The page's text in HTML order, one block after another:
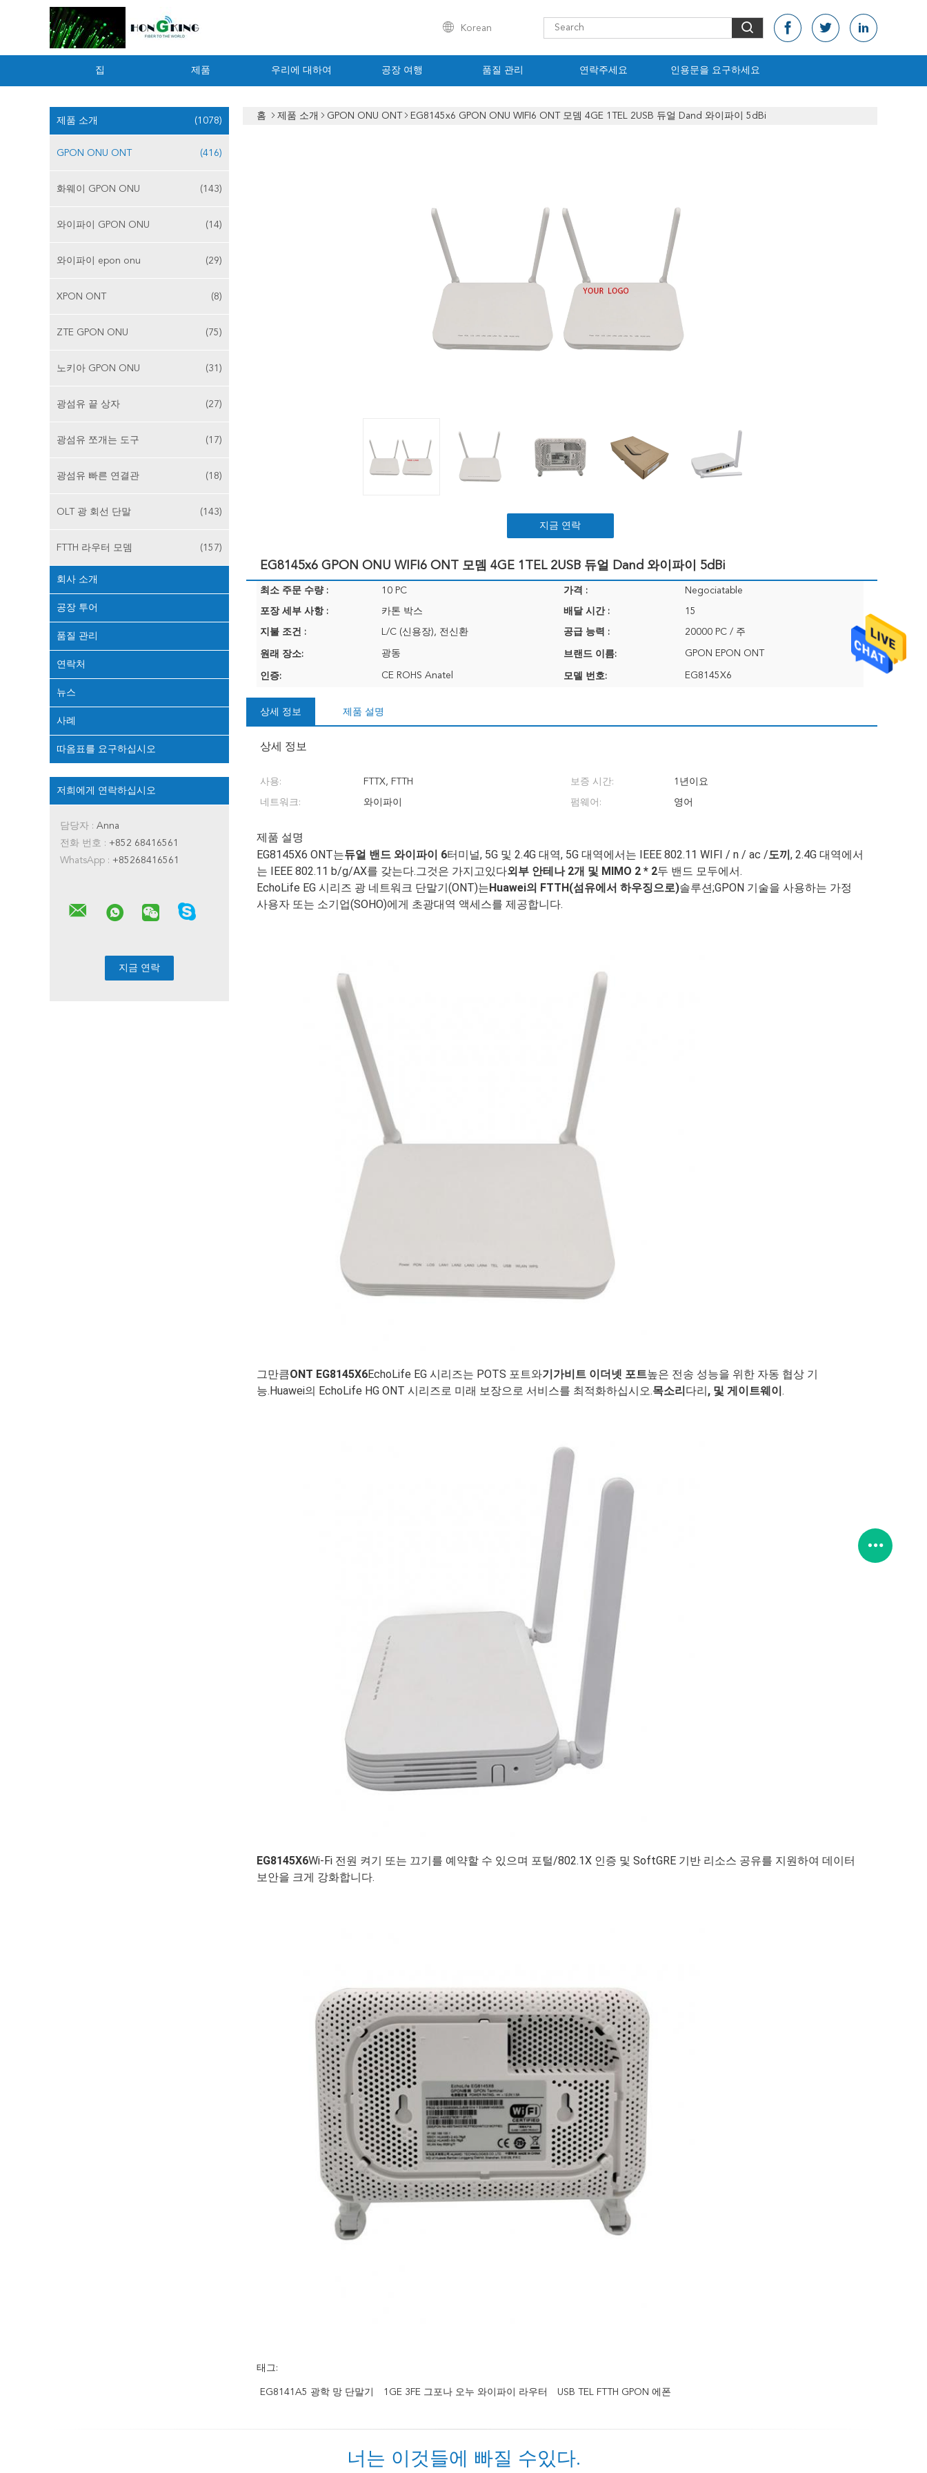
Korean
집 제품 우리에 대하여 공장 여행 품질 관리 연락주세요 인용문을 요구하세요
제품 소개 (1078)
GPON ONU ONT (416)
화웨이 GPON ONU (143)
와이파이 GPON ONU (14)
와이파이 epon onu (29)
XPON ONT (8)
ZTE GPON ONU (75)
노키아 GPON ONU (31)
광섬유 끝 상자 (27)
광섬유 쪼개는 도구 (17)
광섬유 빠른 연결관 (18)
OLT 광 회선 단말 (143)
FTTH 라우터 모뎀 (157)
회사 소개
공장 투어
품질 관리
연락처
뉴스
사례
따옴표를 요구하십시오
저희에게 연락하십시오
담당자 : Anna
전화 번호 : +852 68416561
WhatsApp : +85268416561
홈 제품 소개 GPON ONU ONT EG8145x6 GPON ONU WIFI6 ONT 모뎀 4GE 1TEL 2USB 듀얼 Dand 와이파이 5dBi
지금 연락
EG8145x6 GPON ONU WIFI6 ONT 모뎀 4GE 1TEL 2USB 듀얼 Dand 와이파이 5dBi
최소 주문 수량 : 10 PC 가격 : Negociatable
포장 세부 사항 : 카톤 박스 배달 시간 : 15
지불 조건 : L/C (신용장), 전신환 공급 능력 : 20000 PC / 주
원래 장소: 광동 브랜드 이름: GPON EPON ONT
인증: CE ROHS Anatel 모델 번호: EG8145X6
상세 정보 제품 설명
상세 정보
사용: FTTX, FTTH 보증 시간: 1년이요
네트워크: 와이파이 펌웨어: 영어
제품 설명
EG8145X6 ONT는듀얼 밴드 와이파이 6터미널, 5G 및 2.4G 대역, 5G 대역에서는 IEEE 802.11 WIFI / n / ac /도끼, 2.4G 대역에서
는 IEEE 802.11 b/g/AX를 갖는다.그것은 가지고있다외부 안테나 2개 및 MIMO 2 * 2두 밴드 모두에서.
EchoLife EG 시리즈 광 네트워크 단말기(ONT)는Huawei의 FTTH(섬유에서 하우징으로)솔루션;GPON 기술을 사용하는 가정
사용자 또는 소기업(SOHO)에게 초광대역 액세스를 제공합니다.
그만큼ONT EG8145X6EchoLife EG 시리즈는 POTS 포트와기가비트 이더넷 포트높은 전송 성능을 위한 자동 협상 기
능.Huawei의 EchoLife HG ONT 시리즈로 미래 보장으로 서비스를 최적화하십시오.목소리다리, 및 게이트웨이.
EG8145X6Wi-Fi 전원 켜기 또는 끄기를 예약할 수 있으며 포털/802.1X 인증 및 SoftGRE 기반 리소스 공유를 지원하여 데이터
보안을 크게 강화합니다.
태그:
EG8141A5 광학 망 단말기 1GE 3FE 그포나 오누 와이파이 라우터 USB TEL FTTH GPON 에폰
너는 이것들에 빠질 수있다.